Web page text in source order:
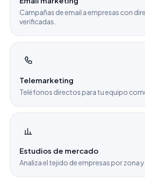
Campañas de email a empresas con
verificadas.
Telemarketing
Teléfonos directos para tu equipo
Estudios de mercado
Analiza el tejido de empresas por zona